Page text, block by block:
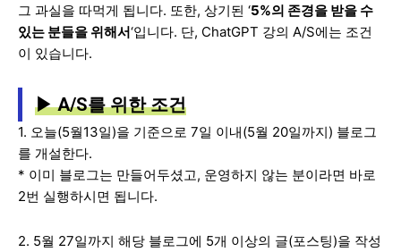
그 과실을 따먹게 됩니다. 또한, 상기된 ‘5%의 존경을 받을 수
있는 분들을 위해서‘입니다. 단, ChatGPT 강의 A/S에는 조건
이 있습니다.
▶ A/S를 위한 조건
1. 오늘(5월13일)을 기준으로 7일 이내(5월 20일까지) 블로그
를 개설한다.
* 이미 블로그는 만들어두셨고, 운영하지 않는 분이라면 바로
2번 실행하시면 됩니다.
2. 5월 27일까지 해당 블로그에 5개 이상의 글(포스팅)을 작성